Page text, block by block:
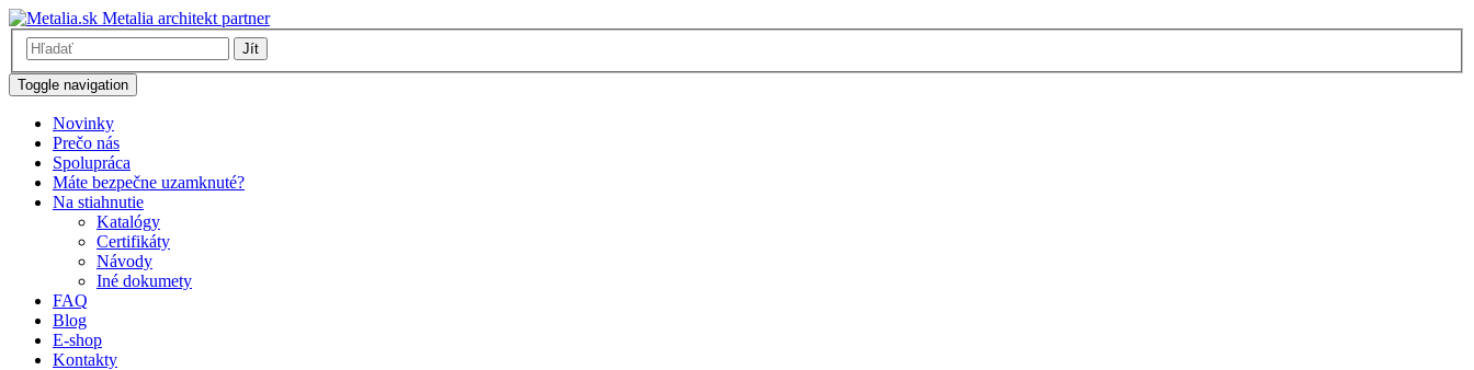
Metalia architekt partner
Jít
Toggle navigation
Novinky
Prečo nás
Spolupráca
Máte bezpečne uzamknuté?
Na stiahnutie
Katalógy
Certifikáty
Návody
Iné dokumety
FAQ
Blog
E-shop
Kontakty